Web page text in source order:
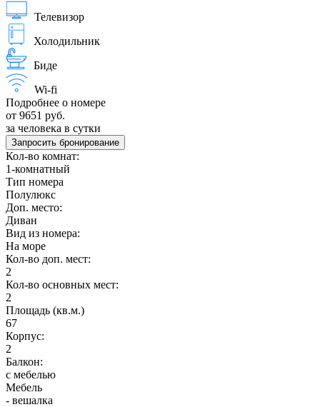
Телевизор
Холодильник
Биде
Wi-fi
Подробнее о номере
от 9651 руб.
за человека в сутки
Запросить бронирование
Кол-во комнат:
1-комнатный
Тип номера
Полулюкс
Доп. место:
Диван
Вид из номера:
На море
Кол-во доп. мест:
2
Кол-во основных мест:
2
Площадь (кв.м.)
67
Корпус:
2
Балкон:
с мебелью
Мебель
- вешалка